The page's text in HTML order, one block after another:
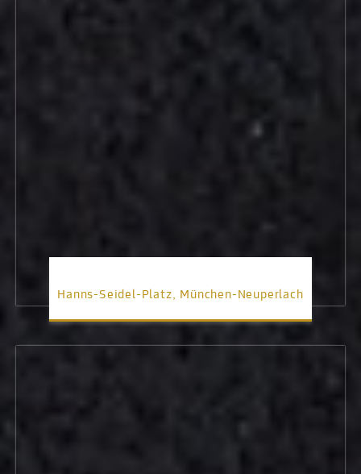
Hanns-Seidel-Platz, München-Neuperlach